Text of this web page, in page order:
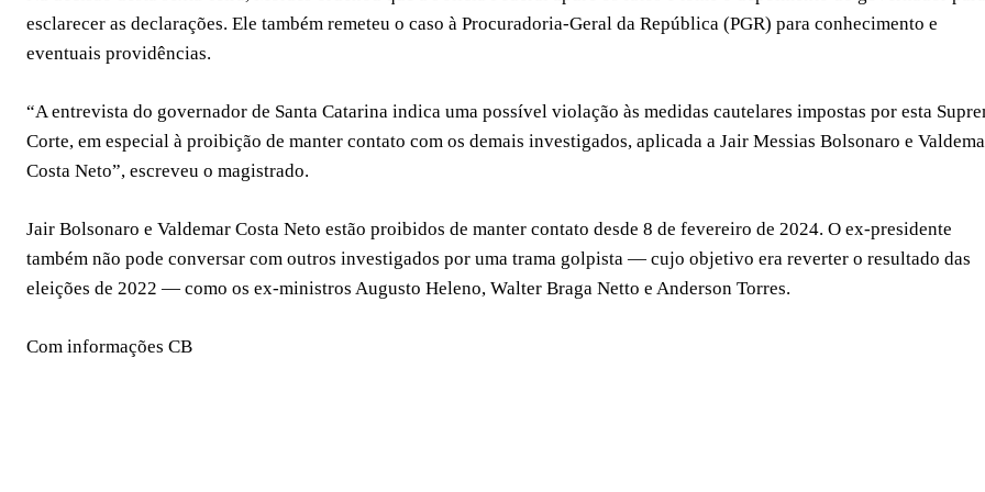
esclarecer as declarações. Ele também remeteu o caso à Procuradoria-Geral da República (PGR) para conhecimento e
eventuais providências.
“A entrevista do governador de Santa Catarina indica uma possível violação às medidas cautelares impostas por esta
Corte, em especial à proibição de manter contato com os demais investigados, aplicada a Jair Messias Bolsonaro e
Costa Neto”, escreveu o magistrado.
Jair Bolsonaro e Valdemar Costa Neto estão proibidos de manter contato desde 8 de fevereiro de 2024. O ex-presidente
também não pode conversar com outros investigados por uma trama golpista — cujo objetivo era reverter o resultado das
eleições de 2022 — como os ex-ministros Augusto Heleno, Walter Braga Netto e Anderson Torres.
Com informações CB